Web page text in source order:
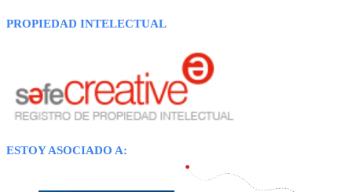
PROPIEDAD INTELECTUAL
ESTOY ASOCIADO A: